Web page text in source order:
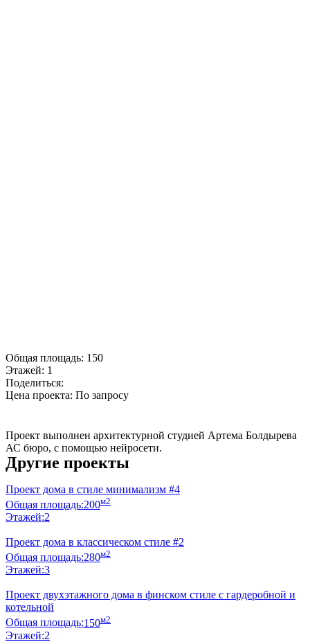
Общая площадь: 150
Этажей: 1
Поделиться:
Цена проекта: По запросу
Проект выполнен архитектурной студией Артема Болдырева
АС бюро, с помощью нейросети.
Другие проекты
Проект дома в стиле минимализм #4
Общая площадь:200м2
Этажей:2
Проект дома в классическом стиле #2
Общая площадь:280м2
Этажей:3
Проект двухэтажного дома в финском стиле с гардеробной и
котельной
Общая площадь:150м2
Этажей:2